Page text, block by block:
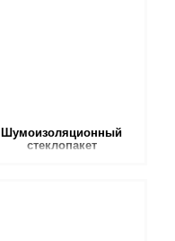
Шумоизоляционный
стеклопакет